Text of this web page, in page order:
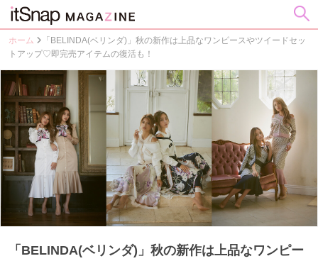
ホーム
「BELINDA(ベリンダ)」秋の新作は上品なワンピースやツイードセッ
トアップ♡即完売アイテムの復活も！
「BELINDA(ベリンダ)」秋の新作は上品なワンピー